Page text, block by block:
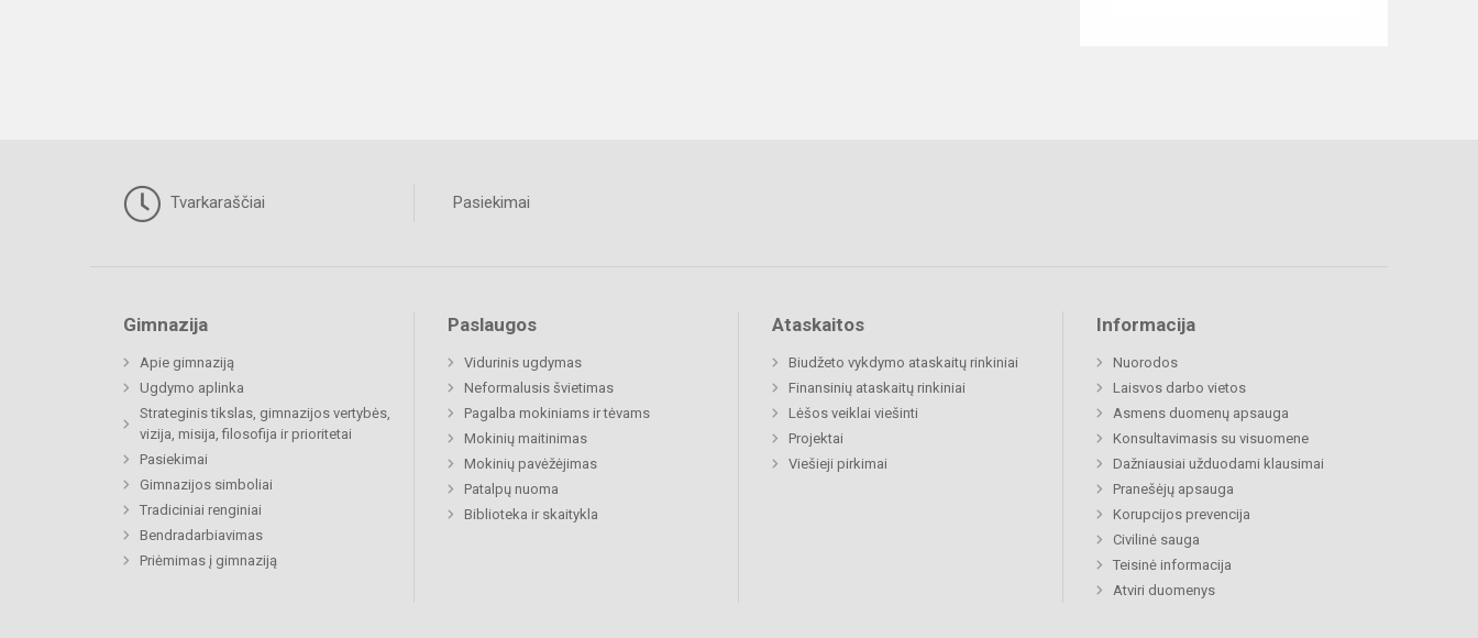
Tvarkaraščiai Pasiekimai
Gimnazija
Apie gimnaziją
Ugdymo aplinka
Strateginis tikslas, gimnazijos vertybės,
vizija, misija, filosofija ir prioritetai
Pasiekimai
Gimnazijos simboliai
Tradiciniai renginiai
Bendradarbiavimas
Priėmimas į gimnaziją
Paslaugos
Vidurinis ugdymas
Neformalusis švietimas
Pagalba mokiniams ir tėvams
Mokinių maitinimas
Mokinių pavėžėjimas
Patalpų nuoma
Biblioteka ir skaitykla
Ataskaitos
Biudžeto vykdymo ataskaitų rinkiniai
Finansinių ataskaitų rinkiniai
Lėšos veiklai viešinti
Projektai
Viešieji pirkimai
Informacija
Nuorodos
Laisvos darbo vietos
Asmens duomenų apsauga
Konsultavimasis su visuomene
Dažniausiai užduodami klausimai
Pranešėjų apsauga
Korupcijos prevencija
Civilinė sauga
Teisinė informacija
Atviri duomenys